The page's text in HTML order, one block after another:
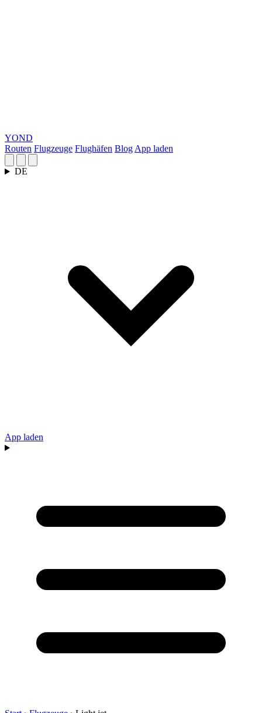
YOND
Routen Flugzeuge Flughäfen Blog App laden
DE
App laden